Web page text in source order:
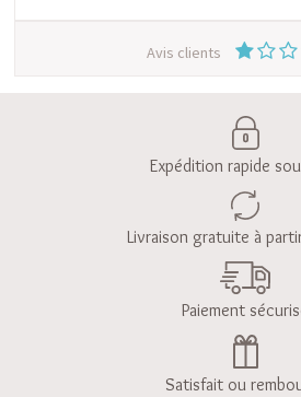
Avis clients
Expédition rapide
Livraison gratuite à
Paiement
Satisfait ou